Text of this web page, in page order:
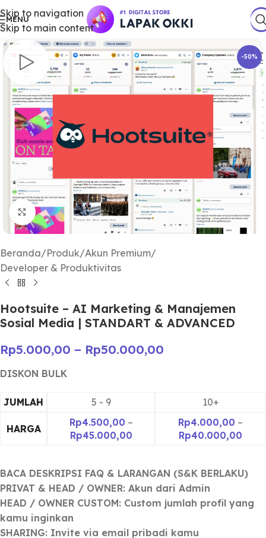
Skip to navigation
Skip to main content
MENU
-50%
Klik untuk Memperbesar
Beranda/Produk/Akun Premium/
Developer & Produktivitas
Hootsuite – AI Marketing & Manajemen
Sosial Media | STANDART & ADVANCED
Rp5.000,00 – Rp50.000,00
JUMLAH 5 - 9 10+
HARGA
Rp4.500,00 –
Rp45.000,00
Rp4.000,00 –
Rp40.000,00
BACA DESKRIPSI FAQ & LARANGAN (S&K BERLAKU)
PRIVAT & HEAD / OWNER: Akun dari Admin
HEAD / OWNER CUSTOM: Custom jumlah profil yang
kamu inginkan
SHARING: Invite via email pribadi kamu